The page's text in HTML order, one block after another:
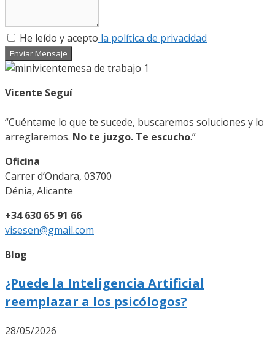
He leído y acepto la política de privacidad
Enviar Mensaje
Vicente Seguí
“Cuéntame lo que te sucede, buscaremos soluciones y lo
arreglaremos. No te juzgo. Te escucho.”
Oficina
Carrer d’Ondara, 03700
Dénia, Alicante
+34 630 65 91 66
visesen@gmail.com
Blog
¿Puede la Inteligencia Artificial
reemplazar a los psicólogos?
28/05/2026